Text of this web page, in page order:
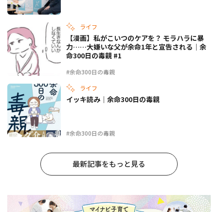
ライフ
#余命300日の毒親
【漫画】私がこいつのケアを？ モラハラに暴
力……大嫌いな父が余命1年と宣告される｜余
命300日の毒親 #1
ライフ
#余命300日の毒親
イッキ読み｜余命300日の毒親
最新記事をもっと見る